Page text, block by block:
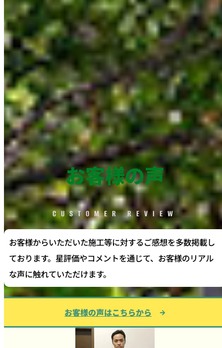
お客様の声
CUSTOMER REVIEW
お客様からいただいた施工等に対するご感想を多数掲載し
ております。星評価やコメントを通じて、お客様のリアル
な声に触れていただけます。
お客様の声はこちらから